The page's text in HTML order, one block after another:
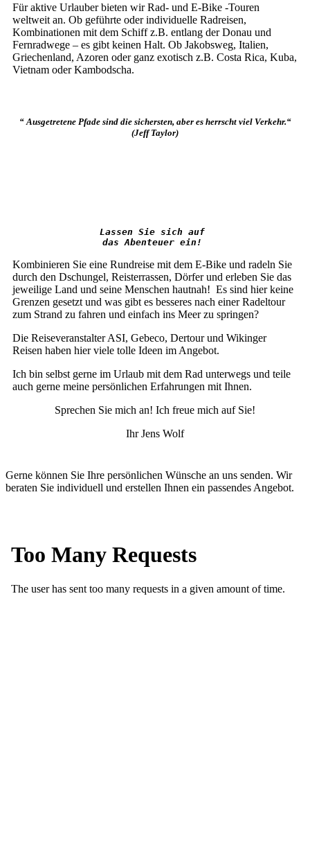
Für aktive Urlauber bieten wir Rad- und E-Bike -Touren
weltweit an. Ob geführte oder individuelle Radreisen,
Kombinationen mit dem Schiff z.B. entlang der Donau und
Fernradwege – es gibt keinen Halt. Ob Jakobsweg, Italien,
Griechenland, Azoren oder ganz exotisch z.B. Costa Rica, Kuba,
Vietnam oder Kambodscha.
“ Ausgetretene Pfade sind die sichersten, aber es herrscht viel Verkehr.“
(Jeff Taylor)
Lassen Sie sich auf
das Abenteuer ein!
Kombinieren Sie eine Rundreise mit dem E-Bike und radeln Sie
durch den Dschungel, Reisterrassen, Dörfer und erleben Sie das
jeweilige Land und seine Menschen hautnah! Es sind hier keine
Grenzen gesetzt und was gibt es besseres nach einer Radeltour
zum Strand zu fahren und einfach ins Meer zu springen?
Die Reiseveranstalter ASI, Gebeco, Dertour und Wikinger
Reisen haben hier viele tolle Ideen im Angebot.
Ich bin selbst gerne im Urlaub mit dem Rad unterwegs und teile
auch gerne meine persönlichen Erfahrungen mit Ihnen.
Sprechen Sie mich an! Ich freue mich auf Sie!
Ihr Jens Wolf
Gerne können Sie Ihre persönlichen Wünsche an uns senden. Wir
beraten Sie individuell und erstellen Ihnen ein passendes Angebot.